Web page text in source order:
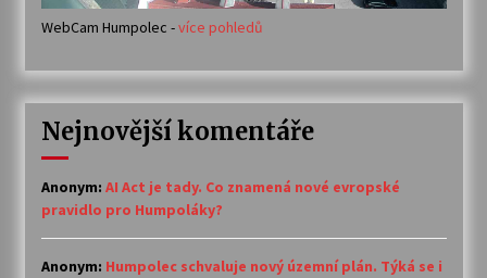
WebCam Humpolec -více pohledů
Nejnovější komentáře
Anonym: AI Act je tady. Co znamená nové evropské
pravidlo pro Humpoláky?
Anonym: Humpolec schvaluje nový územní plán. Týká se i